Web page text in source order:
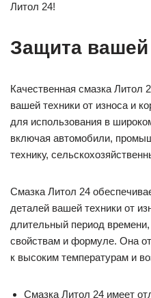
Литол 24!
Защита вашей
Качественная смазка Литол
вашей техники от износа и
для использования в
включая автомобили,
технику,
Смазка Литол 24
деталей вашей техники от
длительный период
свойствам и формуле. Она
к высоким температурам и
Смазка Литол 24 имеет